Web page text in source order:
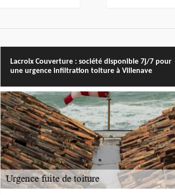
Lacroix Couverture : société disponible 7j/7 pour
une urgence infiltration toiture à Villenave